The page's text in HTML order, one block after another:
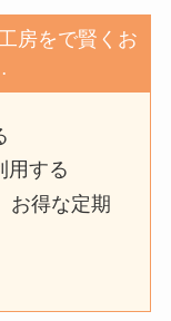
房をで賢くお
用する
お得な定期